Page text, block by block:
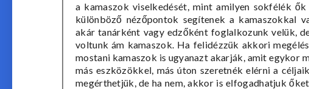
a kamaszok viselkedését, mint amilyen sokfélék
különböző nézőpontok segítenek a kamaszokkal
akár tanárként vagy edzőként foglalkozunk velük,
voltunk ám kamaszok. Ha felidézzük akkori
mostani kamaszok is ugyanazt akarják, amit egykor
más eszközökkel, más úton szeretnék elérni a
megérthetjük, de ha nem, akkor is elfogadhatjuk